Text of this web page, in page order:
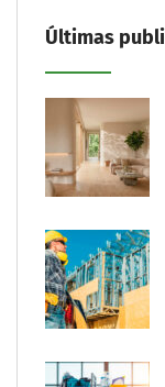
Últimas